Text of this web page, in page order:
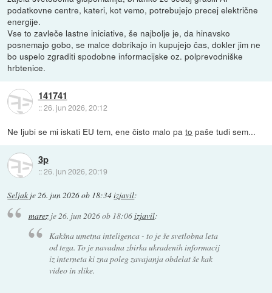
podatkovne centre, kateri, kot vemo, potrebujejo precej električne
energije.
Vse to zavleče lastne iniciative, še najbolje je, da hinavsko
posnemajo gobo, se malce dobrikajo in kupujejo čas, dokler jim ne
bo uspelo zgraditi spodobne informacijske oz. polprevodniške
hrbtenice.
141741
::26. jun 2026, 20:12
Ne ljubi se mi iskati EU tem, ene čisto malo pato paše tudi sem...
3p
::26. jun 2026, 20:19
Seljak je26. jun 2026 ob 18:34izjavil:
marezje26. jun 2026 ob 18:06izjavil:
Kakšna umetna inteligenca - to je še svetlobna leta
od tega. To je navadna zbirka ukradenih informacij
iz interneta ki zna poleg zavajanja obdelat še kak
video in slike.